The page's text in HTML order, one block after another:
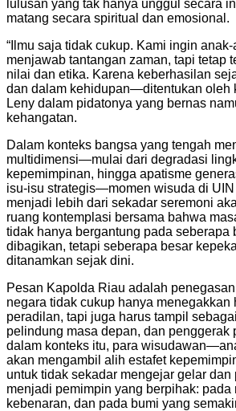
lulusan yang tak hanya unggul secara
matang secara spiritual dan emosional.
“Ilmu saja tidak cukup. Kami ingin
menjawab tantangan zaman, tapi tetap
nilai dan etika. Karena keberhasilan
dan dalam kehidupan—ditentukan oleh
Leny dalam pidatonya yang bernas
kehangatan.
Dalam konteks bangsa yang tengah
multidimensi—mulai dari degradasi
kepemimpinan, hingga apatisme
isu-isu strategis—momen wisuda di
menjadi lebih dari sekadar seremoni
ruang kontemplasi bersama bahwa
tidak hanya bergantung pada seberapa
dibagikan, tetapi seberapa besar
ditanamkan sejak dini.
Pesan Kapolda Riau adalah
negara tidak cukup hanya menegakkan
peradilan, tapi juga harus tampil
pelindung masa depan, dan penggerak
dalam konteks itu, para
akan mengambil alih estafet
untuk tidak sekadar mengejar gelar dan
menjadi pemimpin yang berpihak: pada
kebenaran, dan pada bumi yang